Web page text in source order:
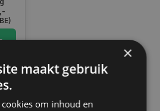
×
maakt gebruik
om inhoud en